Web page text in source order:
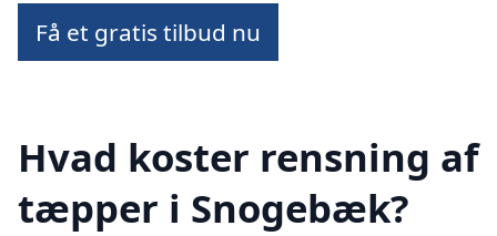
Få et gratis tilbud nu
Hvad koster rensning af
tæpper i Snogebæk?